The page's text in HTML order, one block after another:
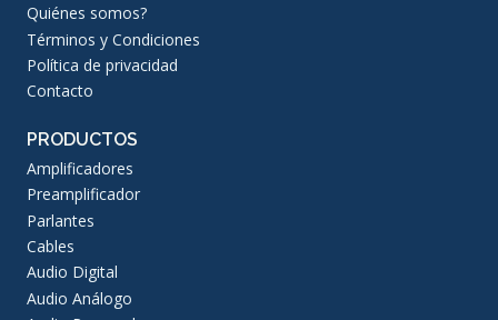
Quiénes somos?
Términos y Condiciones
Política de privacidad
Contacto
PRODUCTOS
Amplificadores
Preamplificador
Parlantes
Cables
Audio Digital
Audio Análogo